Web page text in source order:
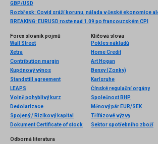
GBP/USD
BREAKING: EURUSD roste nad 1.09 po francouzském CPI
Forex slovník pojmů
Wall Street
Xetra
Contribution margin
Kupónový výnos
Standstill agreement
LEAPS
Volně pohyblivý kurz
Dedolarizace
Spojený / Rizikový kapital
Dokument Certificate of stock
Klíčová slova
Pokles nákladů
Home Credit
Art Hogan
Benxy (Zonky)
Karlsruhe
Čínské regulační orgány
Společnost BHP
Měnový pár EUR/SEK
Třífázové výzvy
Sektor spotřebního zboží
Odborná literatura